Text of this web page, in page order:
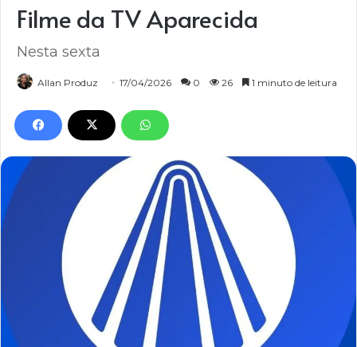
Filme da TV Aparecida
Nesta sexta
Allan Produz 17/04/2026 0 26 1 minuto de leitura